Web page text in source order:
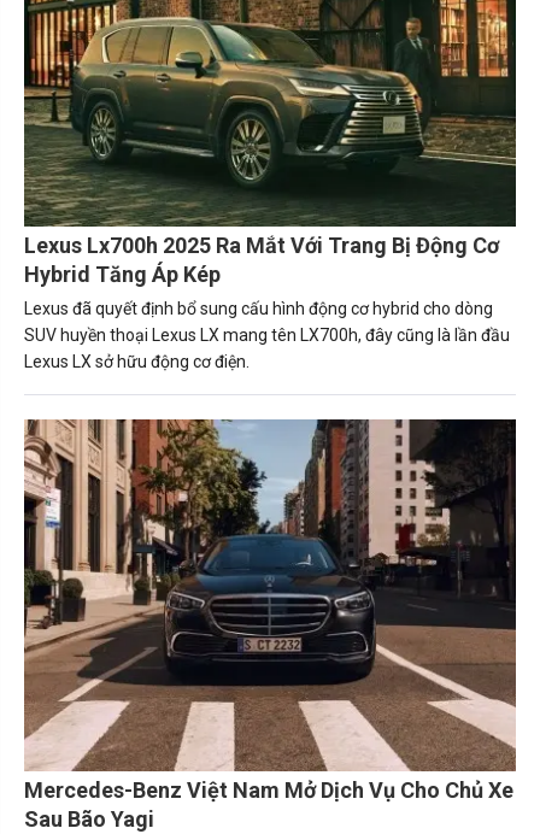
Lexus Lx700h 2025 Ra Mắt Với Trang Bị Động Cơ
Hybrid Tăng Áp Kép
Lexus đã quyết định bổ sung cấu hình động cơ hybrid cho dòng
SUV huyền thoại Lexus LX mang tên LX700h, đây cũng là lần đầu
Lexus LX sở hữu động cơ điện.
Mercedes-Benz Việt Nam Mở Dịch Vụ Cho Chủ Xe
Sau Bão Yagi